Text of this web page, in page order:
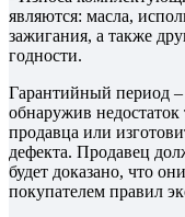
являются: масла,
зажигания, а также
годности.
Гарантийный период –
обнаружив недостаток
продавца или
дефекта. Продавец
будет доказано, что
покупателем правил